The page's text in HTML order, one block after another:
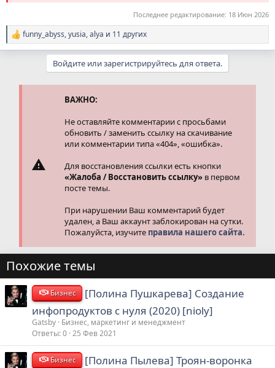
Последнее редактирование: 18 Июн 2026
Р
е
funny_abyss,yusia,alya и 11 других
Войдите или зарегистрируйтесь для ответа.
ВАЖНО:
Не оставляйте комментарии с просьбами
обновить / заменить ссылку на скачивание
или комментарии типа «404», «ошибка».
Для восстановления ссылки есть кнопки
«Жалоба / Восстановить ссылку» в первом
посте темы.
При нарушении Ваш комментарий будет
удален, а Ваш аккаунт заблокирован на сутки.
Пожалуйста, изучите правила нашего сайта.
Похожие темы
Бизнес
[Полина Пушкарева] Создание
инфопродуктов с нуля (2020) [nioly]
Gatsby Бизнес, маркетинг и менеджмент
Ответы 0 25 Фев 2021
Бизнес
[Полина Пылева] Троян-воронка